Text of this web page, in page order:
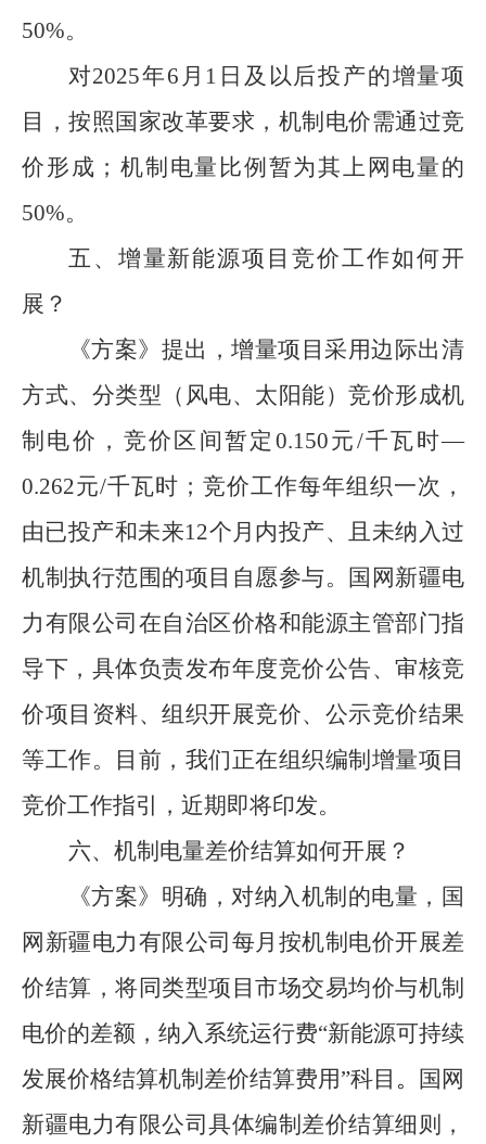
50%。
对2025年6 月 1 日 及以后投产的增量项
目 ， 按照 国家改革要求 ， 机制电价需通过竞
价形成 ； 机制电量比例暂为其上网电量的
50%。
五 、增量新能源项目竞价工作如何开
展？
《方案》提出，增量项目 采用边际出清
方式、 分类型 （风电、太阳能） 竞价形成机
制电价 ， 竞价区间暂定 0.150元/千瓦时—
0.262元/千瓦时 ； 竞价工作每年组织一次，
由已投产和未来12个月内投产、且未纳入过
机制执行范围的项目自愿参与。
国网新疆电
力有限公司 在自治区价格和能源主管部门指
导下， 具体负责发布年度竞价公告、审核竞
价项目资料、组织开展竞价、公示竞价结果
等工作。
目前，我们正在组织编制 增量项目
竞价工作指引
，近期即将印发。
六、 机制电量差价结算如何开展？
《方案》明确， 对纳入机制的电量 ，国
网新疆电力有限公司 每月按机制电价开展差
价结算，将 同类型项目市场交易均价与机制
电价的差额 ， 纳入系统运行费“新能源可持续
发展价格结算机制差价结算费用”科目 。
国网
新疆电力有限公司 具体编制 差价结算细则 ，